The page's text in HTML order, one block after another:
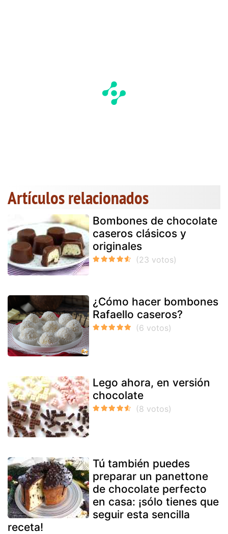
Artículos relacionados
Bombones de chocolate
caseros clásicos y
originales
¿Cómo hacer bombones
Rafaello caseros?
Lego ahora, en versión
chocolate
Tú también puedes
preparar un panettone
de chocolate perfecto
en casa: ¡sólo tienes que
seguir esta sencilla
receta!